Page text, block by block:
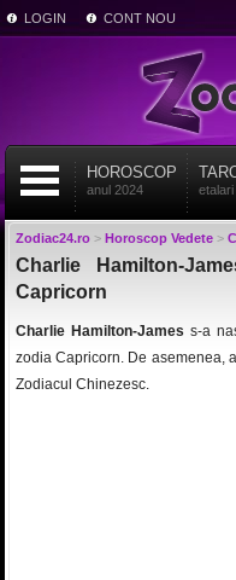
LOGIN CONT NOU
HOROSCOP
anul 2024 etalari
Zodiac24.ro> Horoscop Vedete>
Charlie Hamilton-
Capricorn
Charlie Hamilton-James s-a
zodia Capricorn. De asemenea,
Zodiacul Chinezesc.